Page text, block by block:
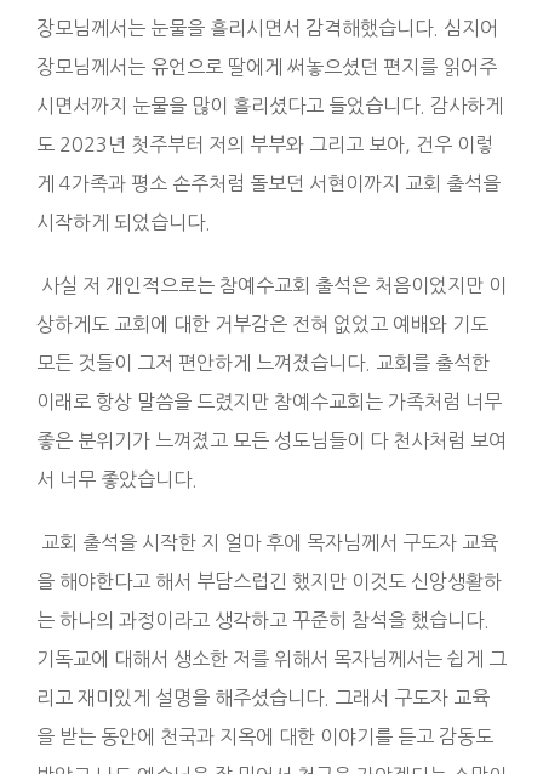
장모님께서는 눈물을 흘리시면서 감격해했습니다. 심지어
장모님께서는 유언으로 딸에게 써놓으셨던 편지를 읽어주
시면서까지 눈물을 많이 흘리셨다고 들었습니다. 감사하게
도 2023년 첫주부터 저의 부부와 그리고 보아, 건우 이렇
게 4가족과 평소 손주처럼 돌보던 서현이까지 교회 출석을
시작하게 되었습니다.
사실 저 개인적으로는 참예수교회 출석은 처음이었지만 이
상하게도 교회에 대한 거부감은 전혀 없었고 예배와 기도
모든 것들이 그저 편안하게 느껴졌습니다. 교회를 출석한
이래로 항상 말씀을 드렸지만 참예수교회는 가족처럼 너무
좋은 분위기가 느껴졌고 모든 성도님들이 다 천사처럼 보여
서 너무 좋았습니다.
교회 출석을 시작한 지 얼마 후에 목자님께서 구도자 교육
을 해야한다고 해서 부담스럽긴 했지만 이것도 신앙생활하
는 하나의 과정이라고 생각하고 꾸준히 참석을 했습니다.
기독교에 대해서 생소한 저를 위해서 목자님께서는 쉽게 그
리고 재미있게 설명을 해주셨습니다. 그래서 구도자 교육
을 받는 동안에 천국과 지옥에 대한 이야기를 듣고 감동도